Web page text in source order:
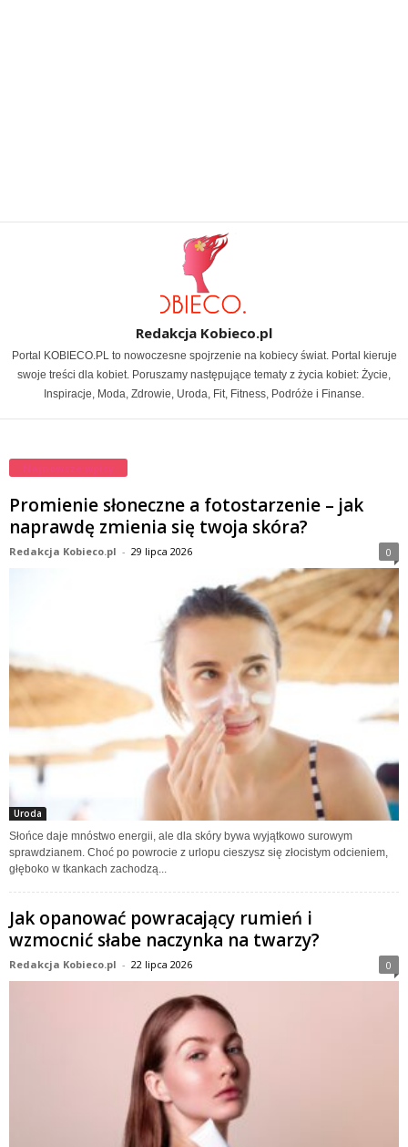
Redakcja Kobieco.pl
Portal KOBIECO.PL to nowoczesne spojrzenie na kobiecy świat. Portal kieruje
swoje treści dla kobiet. Poruszamy następujące tematy z życia kobiet: Życie,
Inspiracje, Moda, Zdrowie, Uroda, Fit, Fitness, Podróże i Finanse.
Najnowsze wpisy
Promienie słoneczne a fotostarzenie – jak
naprawdę zmienia się twoja skóra?
Redakcja Kobieco.pl - 29 lipca 2026 0
Uroda
Słońce daje mnóstwo energii, ale dla skóry bywa wyjątkowo surowym
sprawdzianem. Choć po powrocie z urlopu cieszysz się złocistym odcieniem,
głęboko w tkankach zachodzą...
Jak opanować powracający rumień i
wzmocnić słabe naczynka na twarzy?
Redakcja Kobieco.pl - 22 lipca 2026 0